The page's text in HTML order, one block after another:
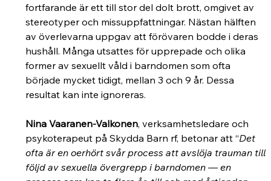
fortfarande är ett till stor del dolt brott, omgivet av
stereotyper och missuppfattningar. Nästan hälften
av överlevarna uppgav att förövaren bodde i deras
hushåll. Många utsattes för upprepade och olika
former av sexuellt våld i barndomen som ofta
började mycket tidigt, mellan 3 och 9 år. Dessa
resultat kan inte ignoreras.
Nina Vaaranen-Valkonen, verksamhetsledare och
psykoterapeut på Skydda Barn rf, betonar att “Det
ofta är en oerhört svår process att avslöja trauman till
följd av sexuella övergrepp i barndomen — en